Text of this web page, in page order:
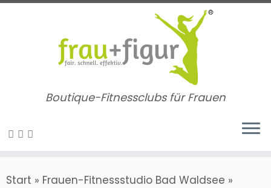
Zum
Boutique-Fitnessclubs für Frauen
Start » Frauen-Fitnessstudio Bad Waldsee »